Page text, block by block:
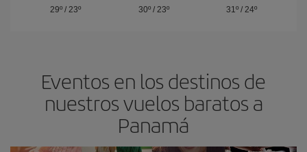
29º/ 23º
30º/ 23º
31º / 24º
Eventos en los destinos de
nuestros vuelos baratos a
Panamá